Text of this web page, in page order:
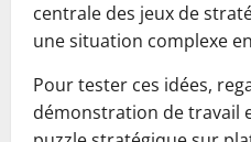
centrale des jeux de
une situation complexe
Pour tester ces idées,
démonstration de travail